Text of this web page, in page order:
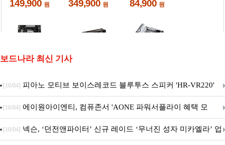
보드나라 최신 기사
[10/04] 피아노 모티브 보이스레코드 블루투스 스피커 'HR-VR220'
출시
[10/04] 에이원아이엔티, 컴퓨존서 'AONE 파워서플라이 혜택 모
음.ZIP' 이벤트 진행
[10/04] 넥슨, ‘던전앤파이터’ 신규 레이드 ‘무너진 성자 미카엘라’ 업